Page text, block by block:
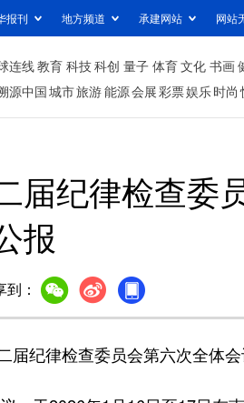
报刊 地方频道 承建网站 网站
连线教育 科技科创 量子 体育文化 书画
源中国城市旅游能源会展彩票娱乐时尚
届纪律检查委
报
到：
纪律检查委员会第六次全体会